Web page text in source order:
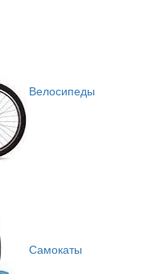
Велосипеды
Самокаты